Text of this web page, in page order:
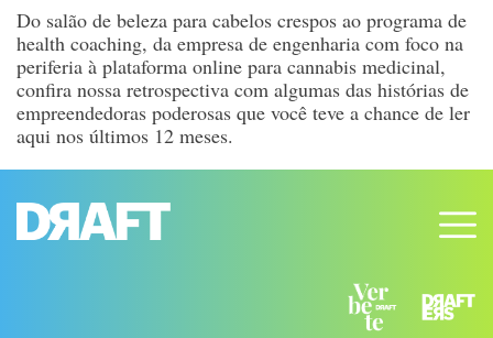
Do salão de beleza para cabelos crespos ao programa de
health coaching, da empresa de engenharia com foco na
periferia à plataforma online para cannabis medicinal,
confira nossa retrospectiva com algumas das histórias de
empreendedoras poderosas que você teve a chance de ler
aqui nos últimos 12 meses.